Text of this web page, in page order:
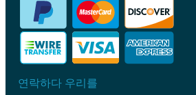
연락하다 우리를